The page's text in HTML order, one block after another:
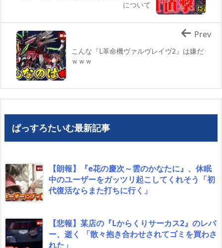
について
こんな『L革命機ヴァルヴレイヴ2』は嫌だ
ｗｗｗ
Prev
ぱっすろたいむ最新記事
【朗報】『e花の慶次～雲のかなたに』、休眠
中のユーザーをガッツリ起こしてくれそう「初
代復活ならまた打ちに行く」
【悲報】某店の『Lからくりサーカス2』のレバ
ー、逝く 「散々抱き合わせされてゴミを買わさ
れた」